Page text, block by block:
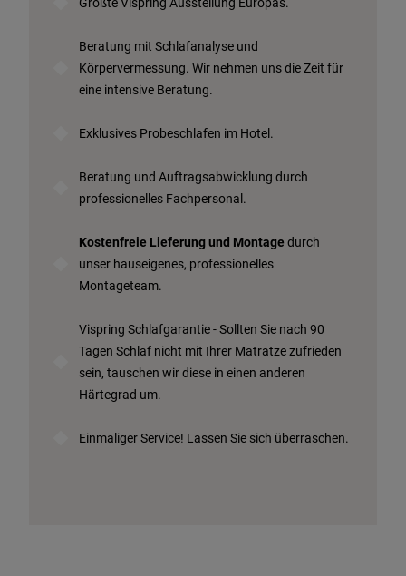
Beratungstermin vereinbaren
Probeschlafen im Hotel
Beratung mit Schlafanalyse und
Körpervermessung. Wir nehmen uns die Zeit für
eine intensive Beratung.
Exklusives Probeschlafen im Hotel.
Beratung und Auftragsabwicklung durch
professionelles Fachpersonal.
Kostenfreie Lieferung und Montage durch
unser hauseigenes, professionelles
Montageteam.
Vispring Schlafgarantie - Sollten Sie nach 90
Tagen Schlaf nicht mit Ihrer Matratze zufrieden
sein, tauschen wir diese in einen anderen
Härtegrad um.
Einmaliger Service! Lassen Sie sich überraschen.